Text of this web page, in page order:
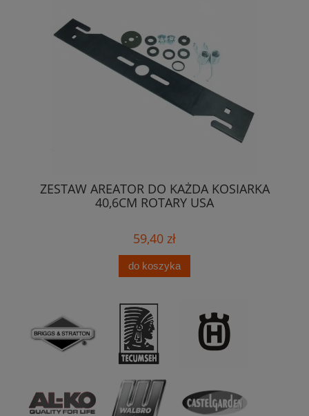
ZESTAW AREATOR DO KAŻDA KOSIARKA
40,6CM ROTARY USA
59,40 zł
do koszyka